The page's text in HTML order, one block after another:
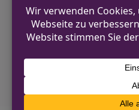
Bocholt:
Verkehrsunfall
Fahrer eines E-